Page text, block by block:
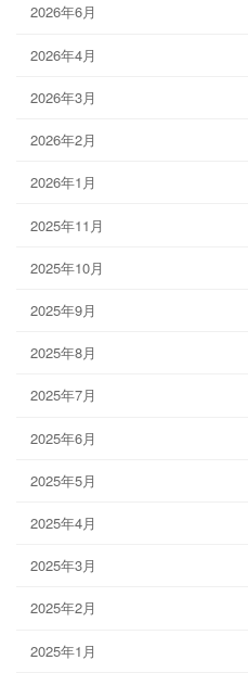
2026年6月
2026年4月
2026年3月
2026年2月
2026年1月
2025年11月
2025年10月
2025年9月
2025年8月
2025年7月
2025年6月
2025年5月
2025年4月
2025年3月
2025年2月
2025年1月